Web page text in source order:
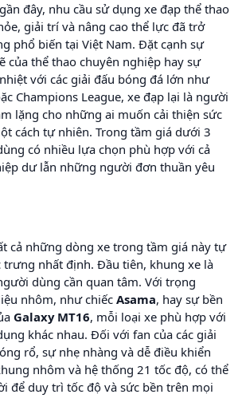
đây, nhu cầu sử dụng xe đạp thể thao
giải trí và nâng cao thể lực đã trở
phổ biến tại Việt Nam. Đặt cạnh sự
của thể thao chuyên nghiệp hay sự
với các giải đấu bóng đá lớn như
Champions League, xe đạp lại là người
lặng cho những ai muốn cải thiện sức
cách tự nhiên. Trong tầm giá dưới 3
có nhiều lựa chọn phù hợp với cả
dư lẫn những người đơn thuần yêu
cả những dòng xe trong tầm giá này tự
trưng nhất định. Đầu tiên, khung xe là
dùng cần quan tâm. Với trọng
nhôm, như chiếc Asama, hay sự bền
Galaxy MT16, mỗi loại xe phù hợp với
khác nhau. Đối với fan của các giải
rổ, sự nhẹ nhàng và dễ điều khiển
nhôm và hệ thống 21 tốc độ, có thể
để duy trì tốc độ và sức bền trên mọi